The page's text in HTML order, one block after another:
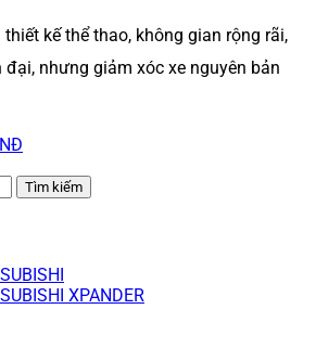
kế thể thao, không gian rộng rãi,
đại, nhưng giảm xóc xe nguyên bản
Tìm kiếm
XPANDER